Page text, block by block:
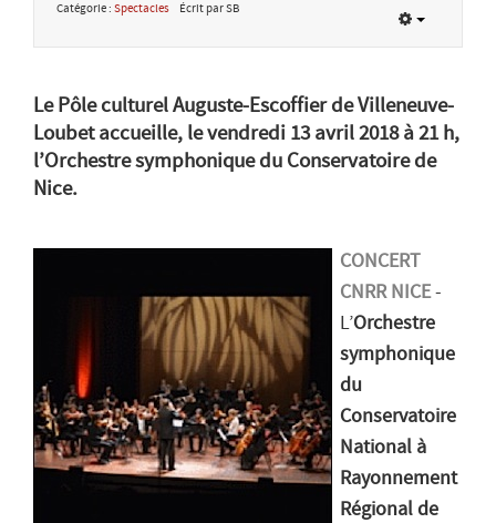
Catégorie : Spectacles Écrit par SB
Le Pôle culturel Auguste-Escoffier de Villeneuve-
Loubet accueille, le vendredi 13 avril 2018 à 21 h,
l’Orchestre symphonique du Conservatoire de
Nice.
CONCERT
CNRR NICE-
L’Orchestre
symphonique
du
Conservatoire
National à
Rayonnement
Régional de